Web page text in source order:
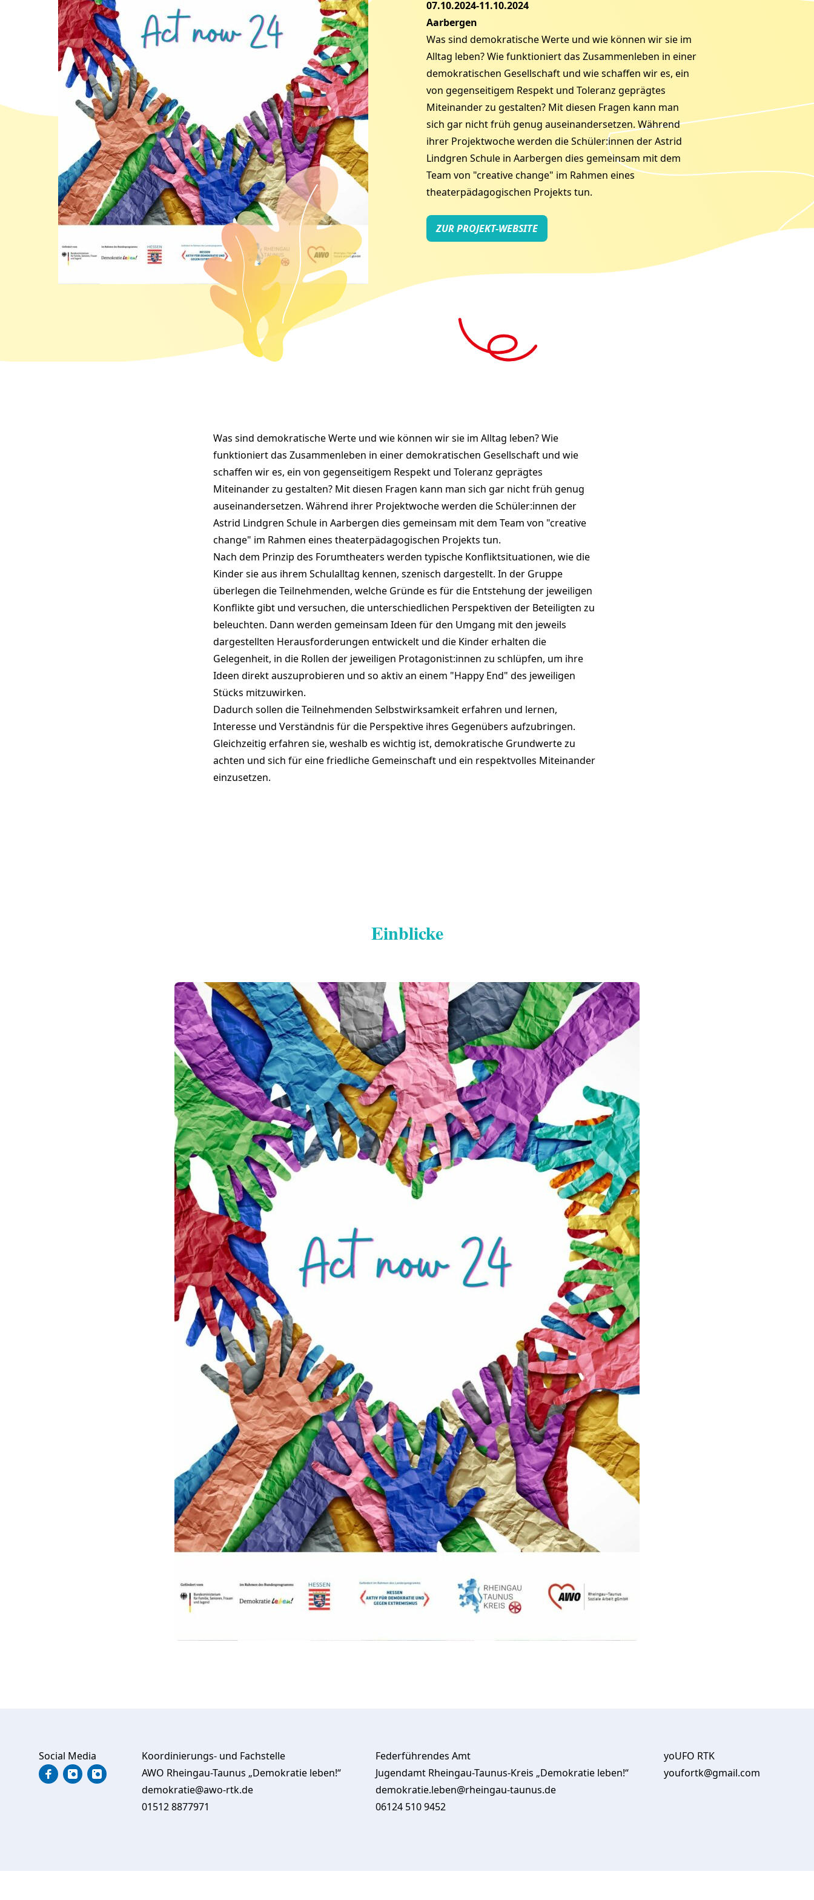
07.10.2024-11.10.2024
Aarbergen
Was sind demokratische Werte und wie können wir sie im
Alltag leben? Wie funktioniert das Zusammenleben in einer
demokratischen Gesellschaft und wie schaffen wir es, ein
von gegenseitigem Respekt und Toleranz geprägtes
Miteinander zu gestalten? Mit diesen Fragen kann man
sich gar nicht früh genug auseinandersetzen. Während
ihrer Projektwoche werden die Schüler:innen der Astrid
Lindgren Schule in Aarbergen dies gemeinsam mit dem
Team von "creative change" im Rahmen eines
theaterpädagogischen Projekts tun.
ZUR PROJEKT-WEBSITE
Projektbeschreibung
Was sind demokratische Werte und wie können wir sie im Alltag leben? Wie
funktioniert das Zusammenleben in einer demokratischen Gesellschaft und wie
schaffen wir es, ein von gegenseitigem Respekt und Toleranz geprägtes
Miteinander zu gestalten? Mit diesen Fragen kann man sich gar nicht früh genug
auseinandersetzen. Während ihrer Projektwoche werden die Schüler:innen der
Astrid Lindgren Schule in Aarbergen dies gemeinsam mit dem Team von "creative
change" im Rahmen eines theaterpädagogischen Projekts tun.
Nach dem Prinzip des Forumtheaters werden typische Konfliktsituationen, wie die
Kinder sie aus ihrem Schulalltag kennen, szenisch dargestellt. In der Gruppe
überlegen die Teilnehmenden, welche Gründe es für die Entstehung der jeweiligen
Konflikte gibt und versuchen, die unterschiedlichen Perspektiven der Beteiligten zu
beleuchten. Dann werden gemeinsam Ideen für den Umgang mit den jeweils
dargestellten Herausforderungen entwickelt und die Kinder erhalten die
Gelegenheit, in die Rollen der jeweiligen Protagonist:innen zu schlüpfen, um ihre
Ideen direkt auszuprobieren und so aktiv an einem "Happy End" des jeweiligen
Stücks mitzuwirken.
Dadurch sollen die Teilnehmenden Selbstwirksamkeit erfahren und lernen,
Interesse und Verständnis für die Perspektive ihres Gegenübers aufzubringen.
Gleichzeitig erfahren sie, weshalb es wichtig ist, demokratische Grundwerte zu
achten und sich für eine friedliche Gemeinschaft und ein respektvolles Miteinander
einzusetzen.
Einblicke
Social Media
Facebook Demokratie Leben RTK
Instagram Demokratie Leben RTK
Instagram YoUFO RTK
Koordinierungs- und Fachstelle
AWO Rheingau-Taunus „Demokratie leben!“
demokratie@awo-rtk.de
01512 8877971
Federführendes Amt
Jugendamt Rheingau-Taunus-Kreis „Demokratie leben!“
demokratie.leben@rheingau-taunus.de
06124 510 9452
yoUFO RTK
youfortk@gmail.com